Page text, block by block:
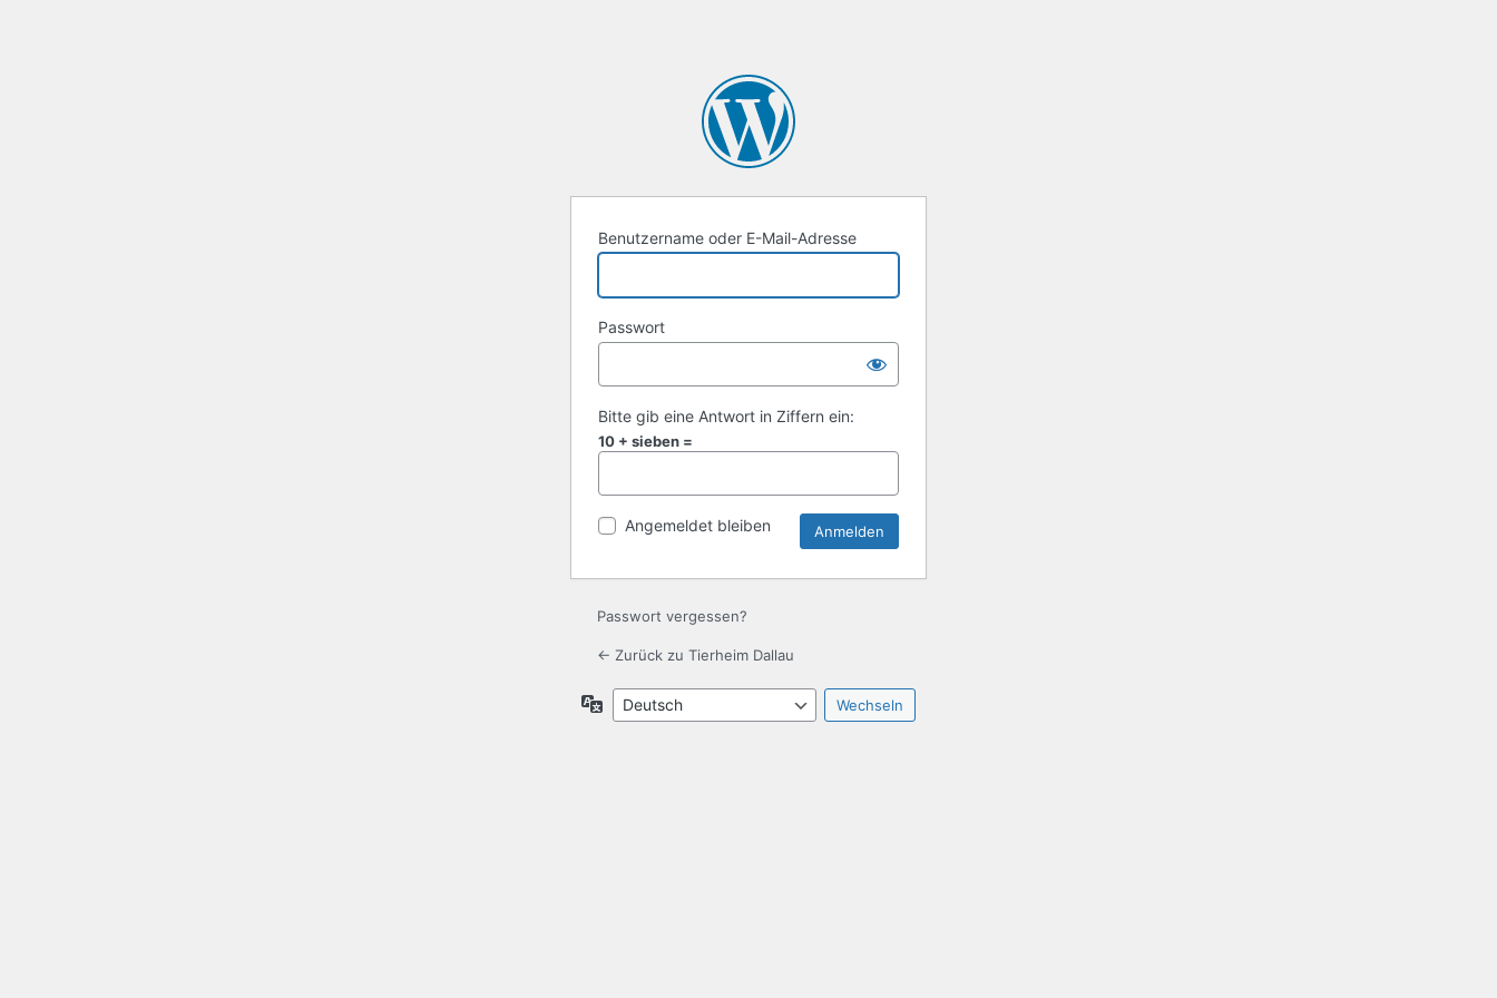
Benutzername oder E-Mail-Adresse
Passwort
Bitte gib eine Antwort in Ziffern ein:
10 + sieben =
Angemeldet bleiben
Passwort vergessen?
← Zurück zu Tierheim Dallau
Sprache